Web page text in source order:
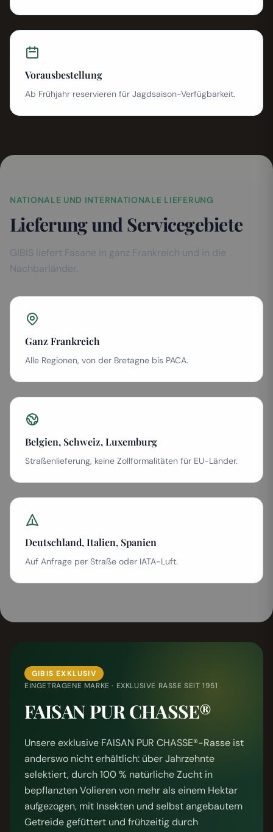
Vorausbestellung
Ab Frühjahr reservieren für Jagdsaison-Verfügbarkeit.
NATIONALE UND INTERNATIONALE LIEFERUNG
Lieferung und Servicegebiete
GIBIS liefert Fasane in ganz Frankreich und in die
Nachbarländer.
Ganz Frankreich
Alle Regionen, von der Bretagne bis PACA.
Belgien, Schweiz, Luxemburg
Straßenlieferung, keine Zollformalitäten für EU-Länder.
Deutschland, Italien, Spanien
Auf Anfrage per Straße oder IATA-Luft.
GIBIS EXKLUSIV
EINGETRAGENE MARKE · EXKLUSIVE RASSE SEIT 1951
FAISAN PUR CHASSE®
Unsere exklusive FAISAN PUR CHASSE®-Rasse ist
anderswo nicht erhältlich: über Jahrzehnte
selektiert, durch 100 % natürliche Zucht in
bepflanzten Volieren von mehr als einem Hektar
aufgezogen, mit Insekten und selbst angebautem
Getreide gefüttert und frühzeitig durch